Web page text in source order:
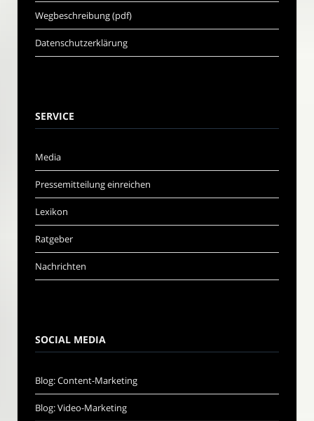
Wegbeschreibung (pdf)
Datenschutzerklärung
SERVICE
Media
Pressemitteilung einreichen
Lexikon
Ratgeber
Nachrichten
SOCIAL MEDIA
Blog: Content-Marketing
Blog: Video-Marketing